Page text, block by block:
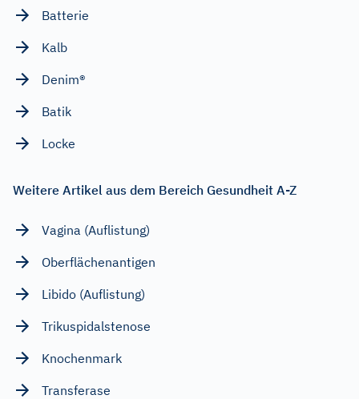
Batterie
Kalb
Denim®
Batik
Locke
Weitere Artikel aus dem Bereich Gesundheit A-Z
Vagina (Auflistung)
Oberflächenantigen
Libido (Auflistung)
Trikuspidalstenose
Knochenmark
Transferase